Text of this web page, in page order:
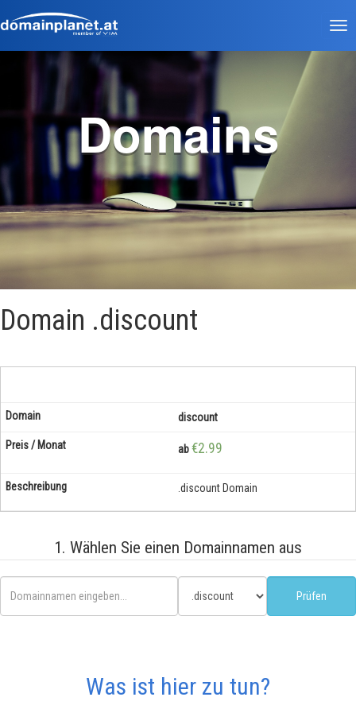
Domains
Domain .discount
discount
ab€2.99
.discount Domain
1. Wählen Sie einen Domainnamen aus
Was ist hier zu tun?